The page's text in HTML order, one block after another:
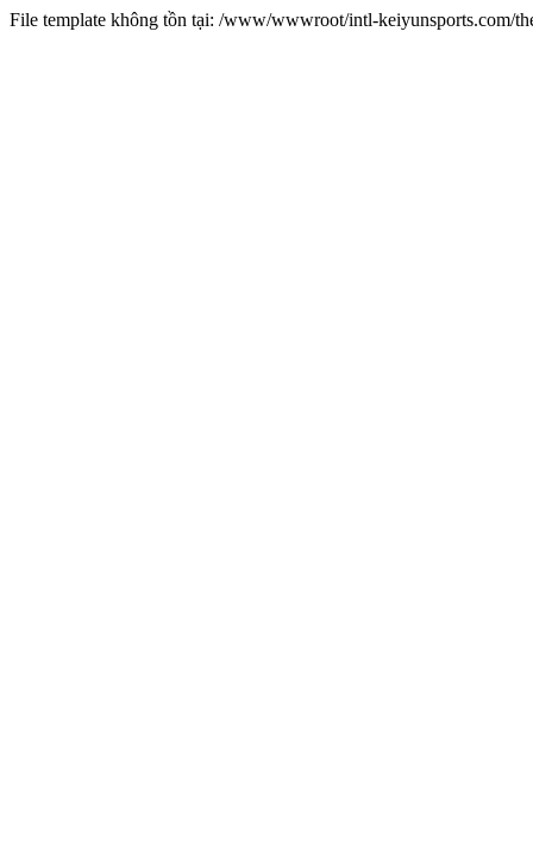
File template không tồn tại: /www/wwwroot/intl-keiyunsports.com/